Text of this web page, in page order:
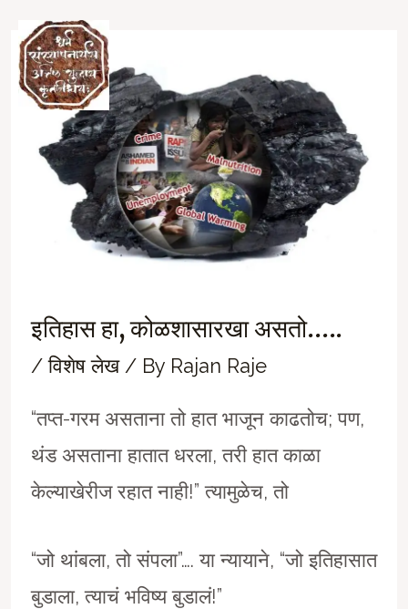
content
इतिहास हा, कोळशासारखा असतो…..
/विशेष लेख/ By Rajan Raje
“तप्त-गरम असताना तो हात भाजून काढतोच; पण,
थंड असताना हातात धरला, तरी हात काळा
केल्याखेरीज रहात नाही!” त्यामुळेच, तो
“जो थांबला, तो संपला”…. या न्यायाने, “जो इतिहासात
बुडाला, त्याचं भविष्य बुडालं!”